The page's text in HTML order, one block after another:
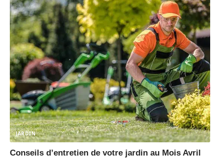
JARDIN
Conseils d’entretien de votre jardin au Mois Avril